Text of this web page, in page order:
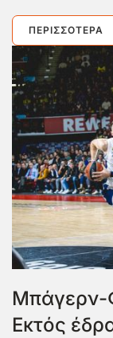
ΠΕΡΙΣΣΌΤΕΡΑ
Μπάγερν-
Εκτός